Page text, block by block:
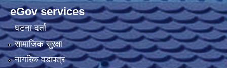
eGov services
घटना दर्ता
सामाजिक सुरक्षा
नागरिक वडापत्र